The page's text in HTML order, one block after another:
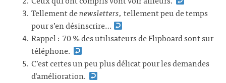
Tellement denewsletters, tellement peu de temps
pour s’en désinscrire…
Rappel : 70 % des utilisateurs de Flipboard sont sur
téléphone.
C’est certes un peu plus délicat pour les demandes
d’amélioration.